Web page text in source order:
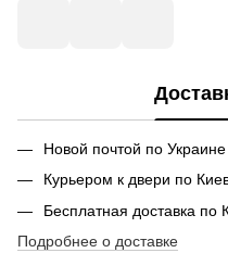
Новой почтой по
Курьером к двери по
Бесплатная доставка по
Подробнее о доставке